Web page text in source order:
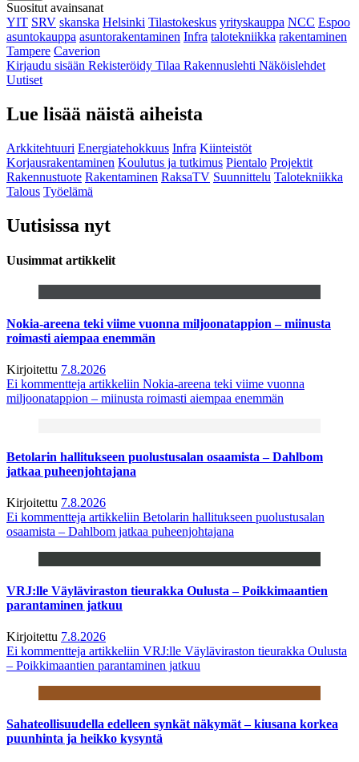
Suositut avainsanat
YIT SRV skanska Helsinki Tilastokeskus yrityskauppa NCC Espoo
asuntokauppa asuntorakentaminen Infra talotekniikka rakentaminen
Tampere Caverion
Kirjaudu sisään Rekisteröidy Tilaa Rakennuslehti Näköislehdet
Uutiset
Lue lisää näistä aiheista
Arkkitehtuuri Energiatehokkuus Infra Kiinteistöt
Korjausrakentaminen Koulutus ja tutkimus Pientalo Projektit
Rakennustuote Rakentaminen RaksaTV Suunnittelu Talotekniikka
Talous Työelämä
Uutisissa nyt
Uusimmat artikkelit
Nokia-areena teki viime vuonna miljoonatappion – miinusta
roimasti aiempaa enemmän
Kirjoitettu 7.8.2026
Ei kommentteja artikkeliin Nokia-areena teki viime vuonna
miljoonatappion – miinusta roimasti aiempaa enemmän
Betolarin hallitukseen puolustusalan osaamista – Dahlbom
jatkaa puheenjohtajana
Kirjoitettu 7.8.2026
Ei kommentteja artikkeliin Betolarin hallitukseen puolustusalan
osaamista – Dahlbom jatkaa puheenjohtajana
VRJ:lle Väyläviraston tieurakka Oulusta – Poikkimaantien
parantaminen jatkuu
Kirjoitettu 7.8.2026
Ei kommentteja artikkeliin VRJ:lle Väyläviraston tieurakka Oulusta
– Poikkimaantien parantaminen jatkuu
Sahateollisuudella edelleen synkät näkymät – kiusana korkea
puunhinta ja heikko kysyntä